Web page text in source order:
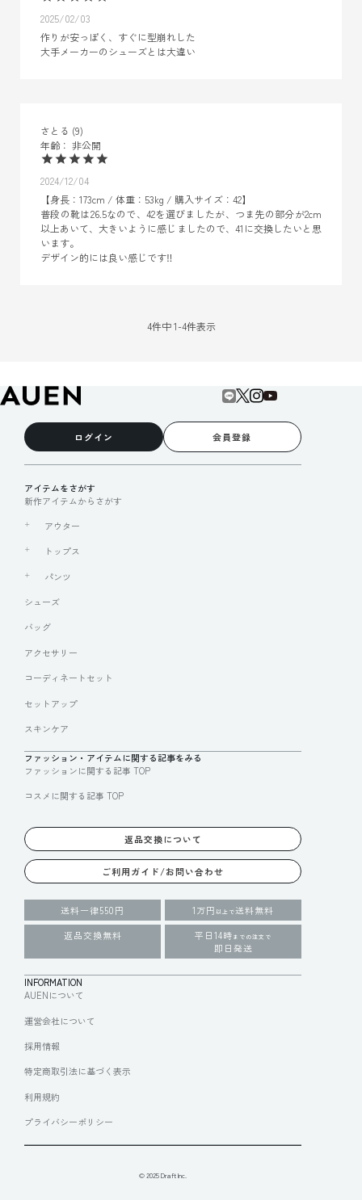
2025/02/03
作りが安っぽく、すぐに型崩れした
大手メーカーのシューズとは大違い
さとる 9
非公開
2024/12/04
【身長：173cm / 体重：53kg / 購入サイズ：42】
普段の靴は26.5なので、42を選びましたが、つま先の部分が2cm
以上あいて、大きいように感じましたので、41に交換したいと思
います。
デザイン的には良い感じです‼️
4件中 1-4件表示
ログイン 会員登録
アイテムをさがす
新作アイテムからさがす
アウター
トップス
パンツ
シューズ
バッグ
アクセサリー
コーディネートセット
セットアップ
スキンケア
ファッション・アイテムに関する記事をみる
ファッションに関する記事 TOP
コスメに関する記事 TOP
返品交換について
ご利用ガイド/お問い合わせ
送料一律550円 1万円 以上で送料無料
返品交換無料
平日14時 までの注文で
即日発送
INFORMATION
AUENについて
運営会社について
採用情報
特定商取引法に基づく表示
利用規約
プライバシーポリシー
© 2025 Draft Inc.